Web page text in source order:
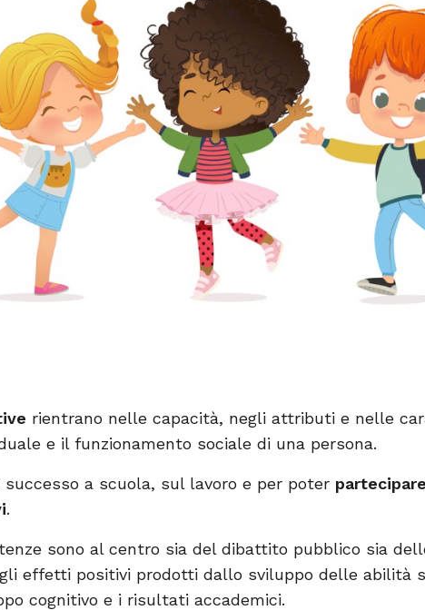
rientrano nelle capacità, negli attributi e nelle
e il funzionamento sociale di una persona.
successo a scuola, sul lavoro e per poter
.
sono al centro sia del dibattito pubblico sia
effetti positivi prodotti dallo sviluppo delle abilità
cognitivo e i risultati accademici.